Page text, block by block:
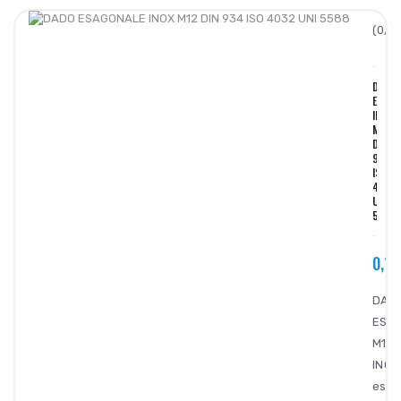
(0/
DADO
INOX
M12
DIN
934
ISO
4032
UNI
5588
M12